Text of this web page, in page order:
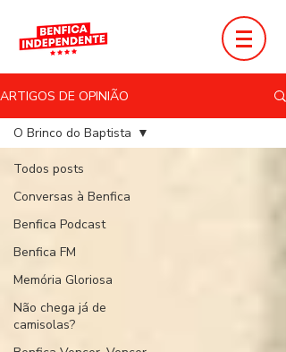
ARTIGOS DE OPINIÃO
Todos posts
Conversas à Benfica
Benfica Podcast
Benfica FM
Memória Gloriosa
Não chega já de
camisolas?
O Brinco do Baptista